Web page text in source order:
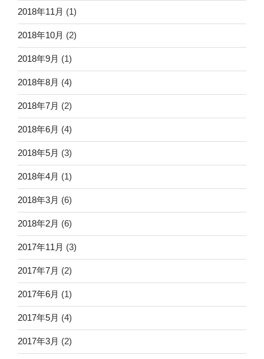
2018年11月 (1)
2018年10月 (2)
2018年9月 (1)
2018年8月 (4)
2018年7月 (2)
2018年6月 (4)
2018年5月 (3)
2018年4月 (1)
2018年3月 (6)
2018年2月 (6)
2017年11月 (3)
2017年7月 (2)
2017年6月 (1)
2017年5月 (4)
2017年3月 (2)